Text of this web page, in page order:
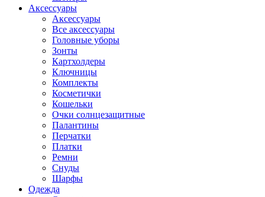
Аксессуары
Аксессуары
Все аксессуары
Головные уборы
Зонты
Картхолдеры
Ключницы
Комплекты
Косметички
Кошельки
Очки солнцезащитные
Палантины
Перчатки
Платки
Ремни
Снуды
Шарфы
Одежда